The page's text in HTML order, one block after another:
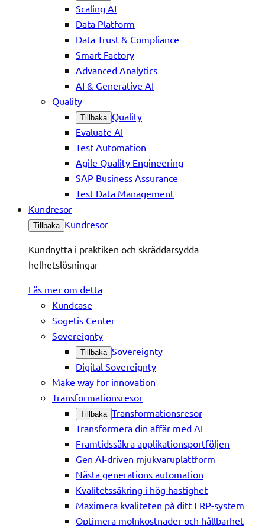
Scaling AI
Data Platform
Data Trust & Compliance
Smart Factory
Advanced Analytics
AI & Generative AI
Quality
Tillbaka Quality
Evaluate AI
Test Automation
Agile Quality Engineering
SAP Business Assurance
Test Data Management
Kundresor
Tillbaka Kundresor
Kundnytta i praktiken och skräddarsydda
helhetslösningar
Läs mer om detta
Kundcase
Sogetis Center
Sovereignty
Tillbaka Sovereignty
Digital Sovereignty
Make way for innovation
Transformationsresor
Tillbaka Transformationsresor
Transformera din affär med AI
Framtidssäkra applikationsportföljen
Gen AI-driven mjukvaruplattform
Nästa generations automation
Kvalitetssäkring i hög hastighet
Maximera kvaliteten på ditt ERP-system
Optimera molnkostnader och hållbarhet